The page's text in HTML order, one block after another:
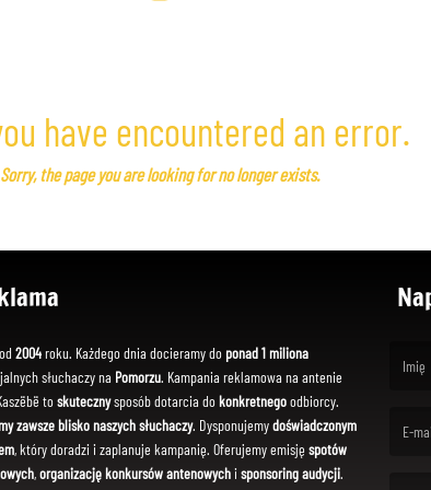
have encountered an error.
Sorry, the page you are looking for no longer exists.
2004roku. Każdego dnia docieramy do ponad 1 miliona
słuchaczy na Pomorzu. Kampania reklamowa na antenie
toskutecznysposób dotarcia dokonkretnegoodbiorcy.
zawsze blisko naszych słuchaczy. Dysponujemydoświadczonym
, który doradzi i zaplanuje kampanię. Oferujemy emisję spotów
,organizację konkursów antenowychi sponsoring audycji.